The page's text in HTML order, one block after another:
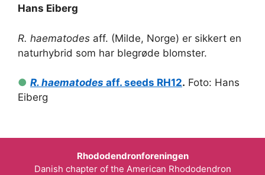
Hans Eiberg
R. haematodes aff. (Milde, Norge) er sikkert en
naturhybrid som har blegrøde blomster.
● R. haematodes aff. seeds RH12. Foto: Hans
Eiberg
Rhododendronforeningen
Danish chapter of the American Rhododendron